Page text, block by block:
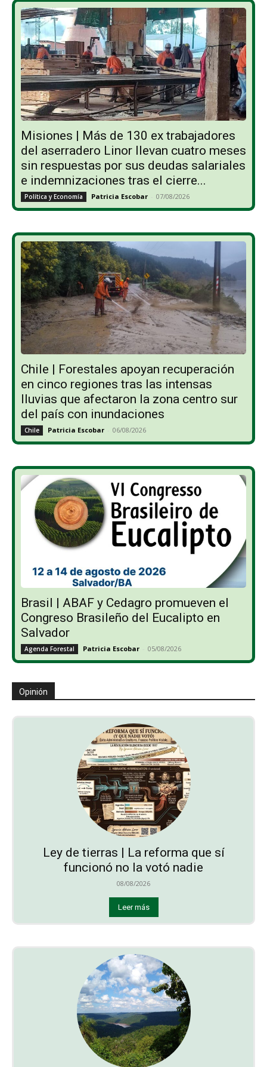
Misiones | Más de 130 ex trabajadores
del aserradero Linor llevan cuatro meses
sin respuestas por sus deudas salariales
e indemnizaciones tras el cierre...
Política y Economía Patricia Escobar - 07/08/2026
Chile | Forestales apoyan recuperación
en cinco regiones tras las intensas
lluvias que afectaron la zona centro sur
del país con inundaciones
Chile Patricia Escobar - 06/08/2026
Brasil | ABAF y Cedagro promueven el
Congreso Brasileño del Eucalipto en
Salvador
Agenda Forestal Patricia Escobar - 05/08/2026
Opinión
Ley de tierras | La reforma que sí
funcionó no la votó nadie
08/08/2026
Leer más